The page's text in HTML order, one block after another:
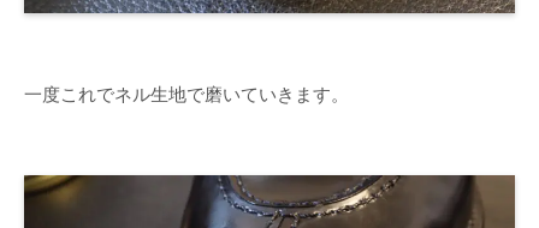
一度これでネル生地で磨いていきます。